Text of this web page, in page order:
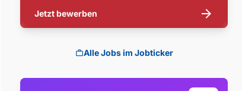
Jetzt bewerben arrow_forward
workAlle Jobs im Jobticker